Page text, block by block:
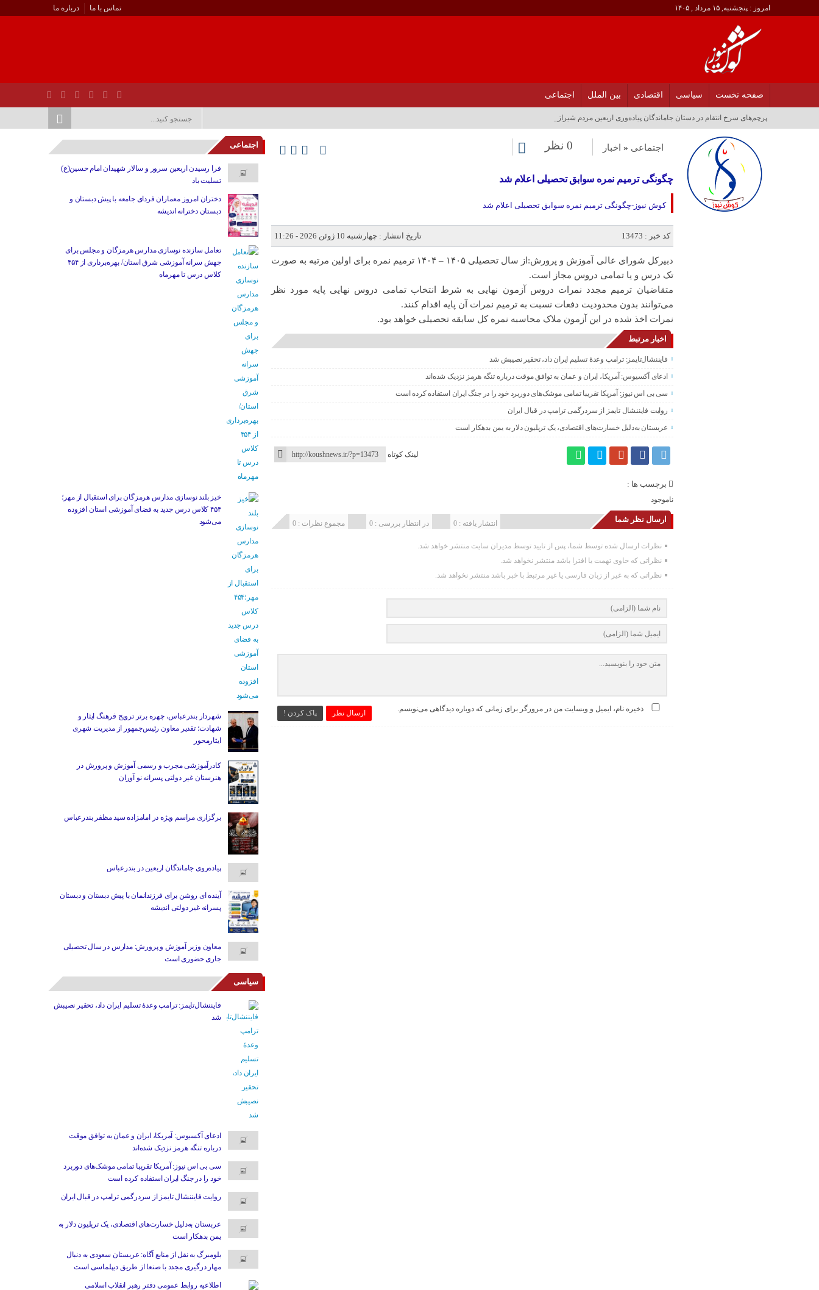
امروز : پنجشنبه, ۱۵ مرداد , ۱۴۰۵ تماس با ما درباره ما
صفحه نخست سیاسی اقتصادی بین الملل اجتماعی
پرچم‌های سرخ انتقام در دستان جاماندگان پیاده‌وری اربعین مردم شیراز_
اجتماعی « اخبار 0 نظر
چگونگی ترمیم نمره سوابق تحصیلی اعلام شد‌
کوش نیوز-چگونگی ترمیم نمره سوابق تحصیلی اعلام شد‌
کد خبر : 13473 تاریخ انتشار : چهارشنبه 10 ژوئن 2026 - 11:26
دبیرکل شورای عالی آموزش و پرورش:
از سال تحصیلی ۱۴۰۵ – ۱۴۰۴ ترمیم نمره برای اولین مرتبه به صورت
تک درس و یا تمامی دروس مجاز است.
متقاضیان ترمیم مجدد نمرات دروس آزمون نهایی به شرط انتخاب تمامی دروس نهایی پایه مورد نظر
می‌توانند بدون محدودیت دفعات نسبت به ترمیم نمرات آن پایه اقدام کنند.
نمرات اخذ شده در این آزمون ملاک محاسبه نمره کل سابقه تحصیلی خواهد بود.
اخبار مرتبط
فایننشال‌تایمز: ترامپ وعدۀ تسلیم ایران داد، تحقیر نصیبش شد
ادعای آکسیوس: آمریکا، ایران و عمان به توافق موقت درباره تنگه هرمز نزدیک شده‌اند
سی بی اس نیوز: آمریکا تقریبا تمامی موشک‌های دوربرد خود را در جنگ ایران استفاده کرده است
روایت فایننشال تایمز از سردرگمی ترامپ در قبال ایران
عربستان به‌دلیل خسارت‌های اقتصادی، یک تریلیون دلار به یمن بدهکار است
لینک کوتاه
برچسب ها :
ناموجود
ارسال نظر شما مجموع نظرات : 0 در انتظار بررسی : 0 انتشار یافته : 0
نظرات ارسال شده توسط شما، پس از تایید توسط مدیران سایت منتشر خواهد شد.
نظراتی که حاوی تهمت یا افترا باشد منتشر نخواهد شد.
نظراتی که به غیر از زبان فارسی یا غیر مرتبط با خبر باشد منتشر نخواهد شد.
ارسال نظر پاک کردن ! ذخیره نام، ایمیل و وبسایت من در مرورگر برای زمانی که دوباره دیدگاهی می‌نویسم.
اجتماعی
فرا رسیدن اربعین سرور و سالار شهیدان امام حسین(ع)
تسلیت باد
دختران امروز معماران فردای جامعه با پیش دبستان و
دبستان دخترانه اندیشه
تعامل سازنده نوسازی مدارس هرمزگان و مجلس برای
جهش سرانه آموزشی شرق استان/ بهره‌برداری از ۴۵۴
کلاس درس تا مهرماه
خیز بلند نوسازی مدارس هرمزگان برای استقبال از مهر؛
۴۵۴ کلاس درس جدید به فضای آموزشی استان افزوده
می‌شود
شهردار بندرعباس، چهره برتر ترویج فرهنگ ایثار و
شهادت؛ تقدیر معاون رئیس‌جمهور از مدیریت شهری
ایثارمحور
کادرآموزشی مجرب و رسمی آموزش و پرورش در
هنرستان غیر دولتی پسرانه نو آوران
برگزاری مراسم ویژه در امامزاده سید مظفر بندرعباس
پیاده‌روی جاماندگان اربعین در بندرعباس
آینده ای روشن برای فرزندانمان با پیش دبستان و دبستان
پسرانه غیر دولتی اندیشه
معاون وزیر آموزش و پرورش: مدارس در سال تحصیلی
جاری حضوری است
سیاسی
فایننشال‌تایمز: ترامپ وعدۀ تسلیم ایران داد، تحقیر نصیبش
شد
ادعای آکسیوس: آمریکا، ایران و عمان به توافق موقت
درباره تنگه هرمز نزدیک شده‌اند
سی بی اس نیوز: آمریکا تقریبا تمامی موشک‌های دوربرد
خود را در جنگ ایران استفاده کرده است
روایت فایننشال تایمز از سردرگمی ترامپ در قبال ایران
عربستان به‌دلیل خسارت‌های اقتصادی، یک تریلیون دلار به
یمن بدهکار است
بلومبرگ به نقل از منابع آگاه: عربستان سعودی به دنبال
مهار درگیری مجدد با صنعا از طریق دیپلماسی است
اطلاعیه روابط عمومی دفتر رهبر انقلاب اسلامی